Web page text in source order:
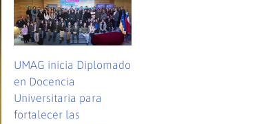
UMAG inicia Diplomado
en Docencia
Universitaria para
fortalecer las